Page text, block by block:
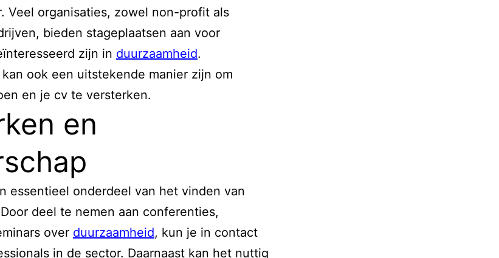
Veel organisaties, zowel non-profit als
bieden stageplaatsen aan voor
zijn in duurzaamheid.
ook een uitstekende manier zijn om
en je cv te versterken.
en
essentieel onderdeel van het vinden van
deel te nemen aan conferenties,
over duurzaamheid, kun je in contact
in de sector. Daarnaast kan het nuttig